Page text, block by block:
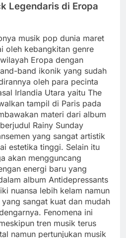
Legendaris di Eropa
musik pop dunia maret
oleh kebangkitan genre
Eropa dengan
band ikonik yang sudah
oleh para pecinta
Irlandia Utara yaitu The
tampil di Paris pada
materi dari album
Rainy Sunday
yang sangat artistik
estetika tinggi. Selain itu
akan mengguncang
energi baru yang
album Antidepressants
nuansa lebih kelam namun
sangat kuat dan mudah
Fenomena ini
tren musik terus
namun pertunjukan musik